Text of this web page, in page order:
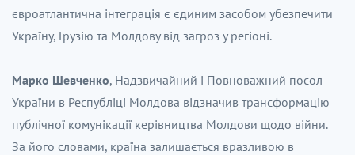
євроатлантична інтеграція є єдиним засобом убезпечити
Україну, Грузію та Молдову від загроз у регіоні.
Марко Шевченко, Надзвичайний і Повноважний посол
України в Республіці Молдова відзначив трансформацію
публічної комунікації керівництва Молдови щодо війни.
За його словами, країна залишається вразливою в